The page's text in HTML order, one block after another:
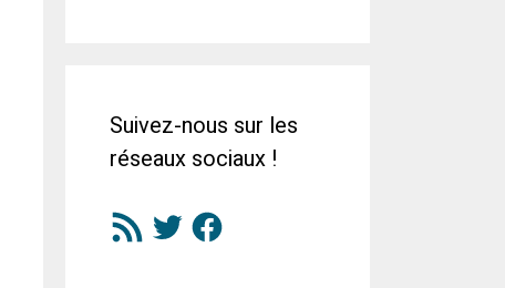
Suivez-nous sur les
réseaux sociaux !
Flux
RSS
TwitterFacebook